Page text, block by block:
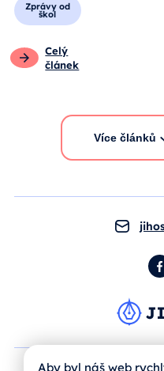
Zprávy od
škol
Celý
článek
Více článků
Aby byl náš web